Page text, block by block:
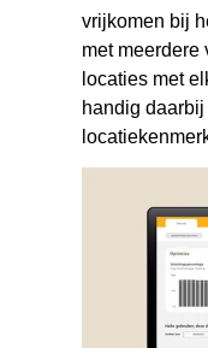
vrijkomen bij
met meerdere
locaties met
handig